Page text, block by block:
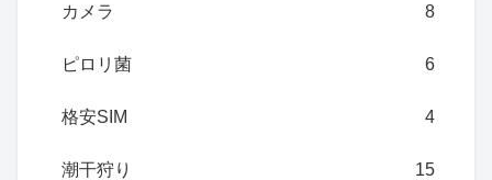
カメラ 8
ピロリ菌 6
格安SIM 4
潮干狩り 15